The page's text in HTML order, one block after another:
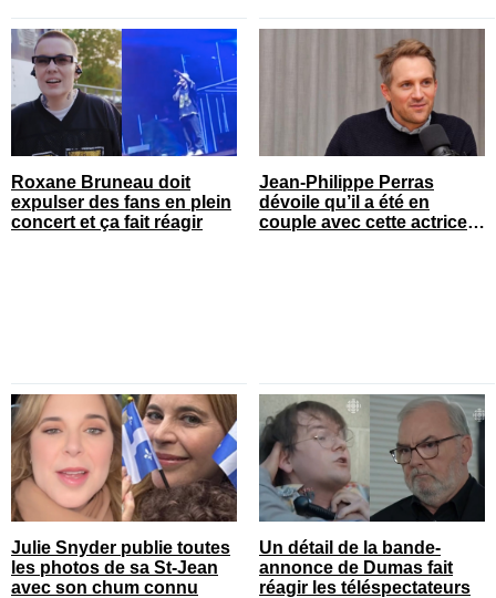
Roxane Bruneau doit
expulser des fans en plein
concert et ça fait réagir
Jean-Philippe Perras
dévoile qu’il a été en
couple avec cette actrice
Julie Snyder publie toutes
les photos de sa St-Jean
avec son chum connu
Un détail de la bande-
annonce de Dumas fait
réagir les téléspectateurs